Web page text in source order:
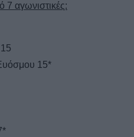
7 αγωνιστικές:
15*